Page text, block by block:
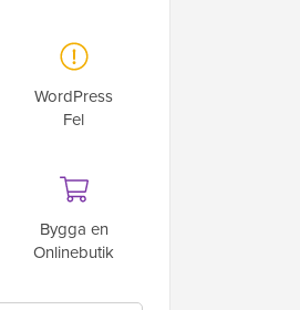
WordPress
Fel
Bygga en
Onlinebutik